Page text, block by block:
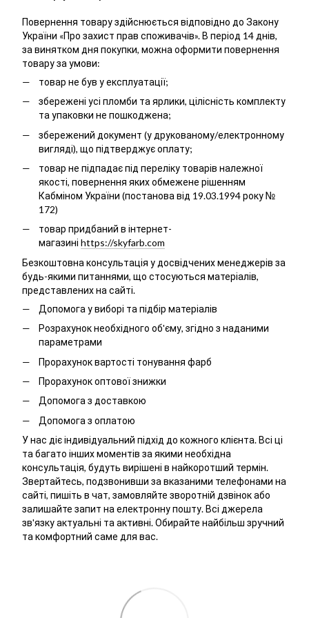
Повернення товару здійснюється відповідно до Закону
України «Про захист прав споживачів». В період 14 днів,
за винятком дня покупки, можна оформити повернення
товару за умови:
товар не був у експлуатації;
збережені усі пломби та ярлики, цілісність комплекту
та упаковки не пошкоджена;
збережений документ (у друкованому/електронному
вигляді), що підтверджує оплату;
товар не підпадає під переліку товарів належної
якості, повернення яких обмежене рішенням
Кабміном України (постанова від 19.03.1994 року №
172)
товар придбаний в інтернет-
магазині https://skyfarb.com
Безкоштовна консультація у досвідчених менеджерів за
будь-якими питаннями, що стосуються матеріалів,
представлених на сайті.
Допомога у виборі та підбір матеріалів
Розрахунок необхідного об'єму, згідно з наданими
параметрами
Прорахунок вартості тонування фарб
Прорахунок оптової знижки
Допомога з доставкою
Допомога з оплатою
У нас діє індивідуальний підхід до кожного клієнта. Всі ці
та багато інших моментів за якими необхідна
консультація, будуть вирішені в найкоротший термін.
Звертайтесь, подзвонивши за вказаними телефонами на
сайті, пишіть в чат, замовляйте зворотній дзвінок або
залишайте запит на електронну пошту. Всі джерела
зв'язку актуальні та активні. Обирайте найбільш зручний
та комфортний саме для вас.